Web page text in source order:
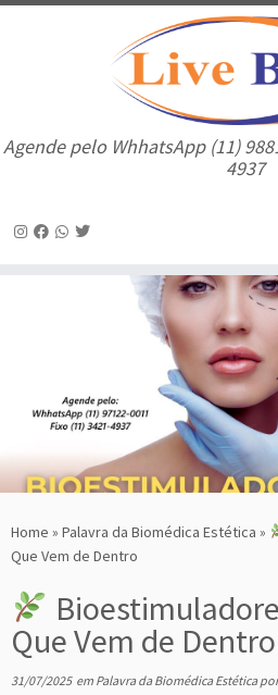
Agende pelo WhhatsApp (11)
4937
Home » Palavra da Biomédica Estética »
Que Vem de Dentro
Que Vem de Dentro
31/07/2025em Palavra da Biomédica Estética